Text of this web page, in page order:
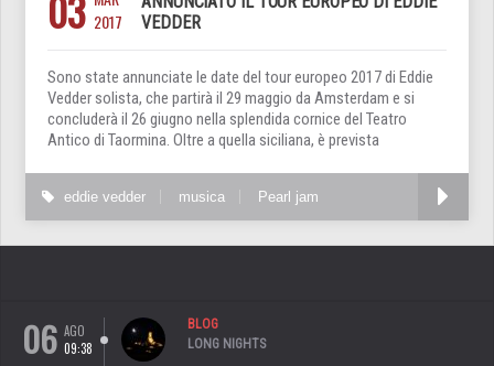
2017
VEDDER
Sono state annunciate le date del tour europeo 2017 di Eddie
Vedder solista, che partirà il 29 maggio da Amsterdam e si
concluderà il 26 giugno nella splendida cornice del Teatro
Antico di Taormina. Oltre a quella siciliana, è prevista
eddie vedder musica Pearl jam
06 AGO
09:38
BLOG
LONG NIGHTS